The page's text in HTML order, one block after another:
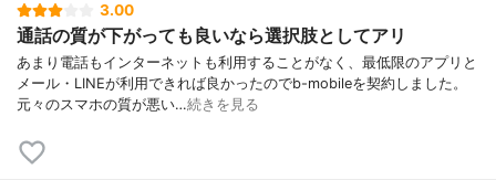
3.00
通話の質が下がっても良いなら選択肢としてアリ
あまり電話もインターネットも利用することがなく、最低限のアプリと
メール・LINEが利用できれば良かったのでb-mobileを契約しました。
元々のスマホの質が悪い…続きを見る